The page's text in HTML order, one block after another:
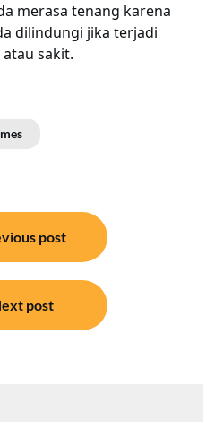
merasa tenang karena
dilindungi jika terjadi
sakit.
post
post